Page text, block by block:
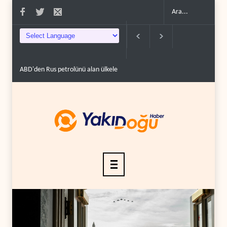
ABD'den Rus petrolünü alan ülkelere yüzde 100'e varan g�..